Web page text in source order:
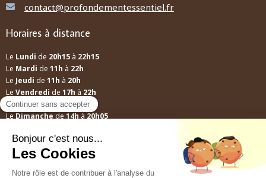
contact@profondementessentiel.fr
Horaires à distance
Le Lundi de 20h15 à 22h15
Le Mardi de 11h à 22h
Le Jeudi de 11h à 20h
Le Vendredi de 17h à 22h
LeSamedide12hà13h30
Le Dimanche de 14h à 20h05
Mes conseils ne relèvent pas d'une prescription médicale, ils ne se